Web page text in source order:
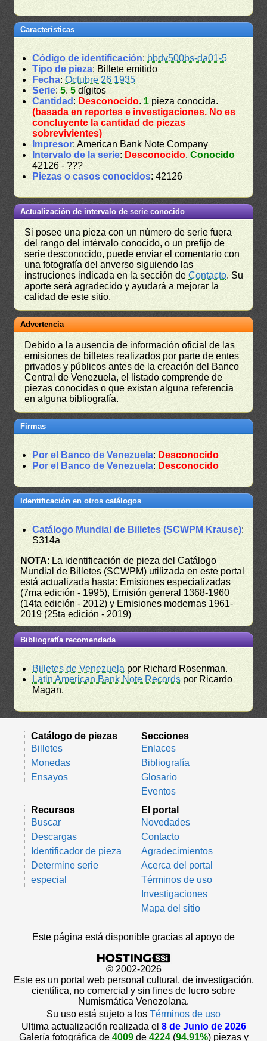
Características
Código de identificación: bbdv500bs-da01-5
Tipo de pieza: Billete emitido
Fecha:Octubre 26 1935
Serie:5.5 dígitos
Cantidad : Desconocido. 1 pieza conocida.
(basada en reportes e investigaciones. No es
concluyente la cantidad de piezas
sobrevivientes)
Impresor: American Bank Note Company
Intervalo de la serie: Desconocido.Conocido
42126 - ???
Piezas o casos conocidos: 42126
Actualización de intervalo de serie conocido
Si posee una pieza con un número de serie fuera
del rango del intérvalo conocido, o un prefijo de
serie desconocido, puede enviar el comentario con
una fotografía del anverso siguiendo las
instruciones indicada en la sección deContacto. Su
aporte será agradecido y ayudará a mejorar la
calidad de este sitio.
Advertencia
Debido a la ausencia de información oficial de las
emisiones de billetes realizados por parte de entes
privados y públicos antes de la creación del Banco
Central de Venezuela, el listado comprende de
piezas conocidas o que existan alguna referencia
en alguna bibliografía.
Firmas
Por el Banco de Venezuela: Desconocido
Por el Banco de Venezuela: Desconocido
Identificación en otros catálogos
Catálogo Mundial de Billetes (SCWPM Krause):
S314a
NOTA: La identificación de pieza del Catálogo
Mundial de Billetes (SCWPM) utilizada en este portal
está actualizada hasta: Emisiones especializadas
(7ma edición - 1995), Emisión general 1368-1960
(14ta edición - 2012) y Emisiones modernas 1961-
2019 (25ta edición - 2019)
Bibliografía recomendada
Billetes de Venezuela por Richard Rosenman.
Latin American Bank Note Records por Ricardo
Magan.
Catálogo de piezas
Billetes
Monedas
Ensayos
Secciones
Enlaces
Bibliografía
Glosario
Eventos
Recursos
Buscar
Descargas
Identificador de pieza
Determine serie
especial
El portal
Novedades
Contacto
Agradecimientos
Acerca del portal
Términos de uso
Investigaciones
Mapa del sitio
Este página está disponible gracias al apoyo de
© 2002-2026
Este es un portal web personal cultural, de investigación,
científica, no comercial y sin fines de lucro sobre
Numismática Venezolana.
Su uso está sujeto a los Términos de uso
Ultima actualización realizada el 8 de Junio de 2026
Galería fotográfica de 4009de 4224(94.91%) piezas y